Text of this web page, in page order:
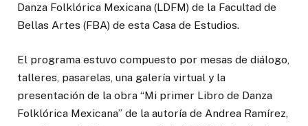
Danza Folklórica Mexicana (LDFM) de la Facultad de
Bellas Artes (FBA) de esta Casa de Estudios.
El programa estuvo compuesto por mesas de diálogo,
talleres, pasarelas, una galería virtual y la
presentación de la obra “Mi primer Libro de Danza
Folklórica Mexicana” de la autoría de Andrea Ramírez,